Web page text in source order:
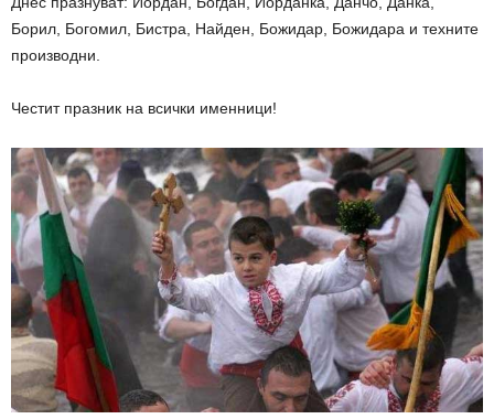
Борил, Богомил, Бистра, Найден, Божидар, Божидара и техните
производни.
Честит празник на всички именници!